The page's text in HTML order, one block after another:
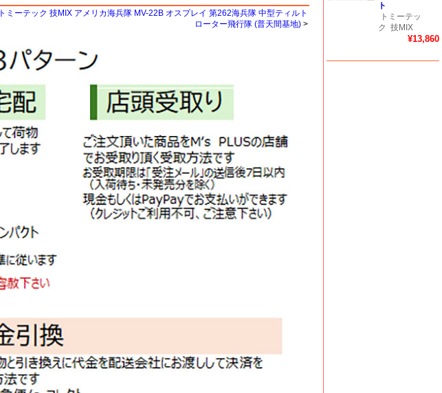
トミーテック 技MIX アメリカ海兵隊 MV-22B オスプレイ 第262海兵隊 中型ティルト
ローター飛行隊 (普天間基地) >
ト
トミーテッ
ク 技MIX
¥13,860